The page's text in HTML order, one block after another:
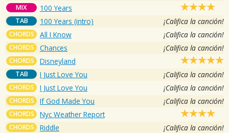
MIX 100 Years
TAB 100 Years (intro) ¡Califica la canción!
CHORDS All I Know ¡Califica la canción!
CHORDS Chances ¡Califica la canción!
CHORDS Disneyland
TAB I Just Love You ¡Califica la canción!
CHORDS I Just Love You ¡Califica la canción!
CHORDS If God Made You ¡Califica la canción!
CHORDS Nyc Weather Report
CHORDS Riddle ¡Califica la canción!